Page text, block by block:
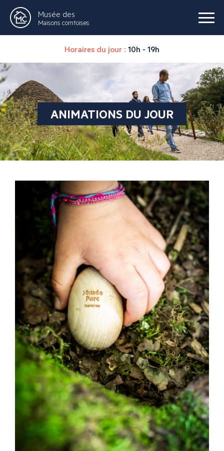
Musée des
Maisons comtoises
Horaires du jour : 10h - 19h
ANIMATIONS DU JOUR